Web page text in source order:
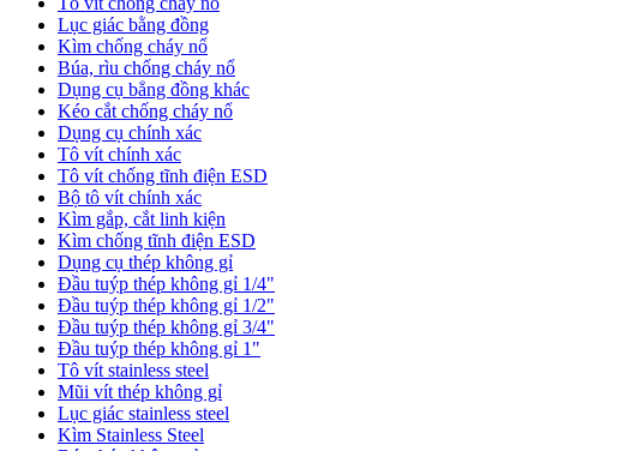
Lục giác bằng đồng
Kìm chống cháy nổ
Búa, rìu chống cháy nổ
Dụng cụ bẳng đồng khác
Kéo cắt chống cháy nổ
Dụng cụ chính xác
Tô vít chính xác
Tô vít chống tĩnh điện ESD
Bộ tô vít chính xác
Kìm gắp, cắt linh kiện
Kìm chống tĩnh điện ESD
Dụng cụ thép không gỉ
Đầu tuýp thép không gỉ 1/4"
Đầu tuýp thép không gỉ 1/2"
Đầu tuýp thép không gỉ 3/4"
Đầu tuýp thép không gỉ 1"
Tô vít stainless steel
Mũi vít thép không gỉ
Lục giác stainless steel
Kìm Stainless Steel